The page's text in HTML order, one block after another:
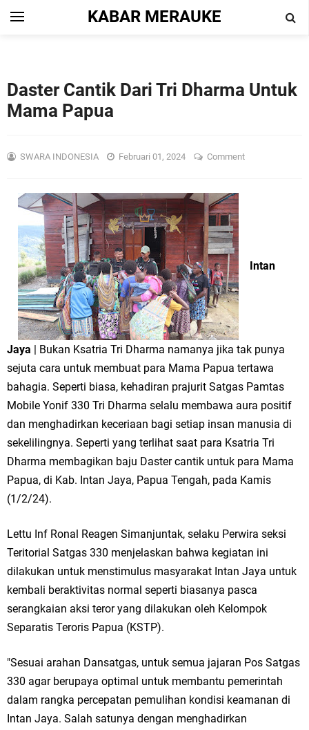
KABAR MERAUKE
Daster Cantik Dari Tri Dharma Untuk
Mama Papua
SWARA INDONESIA Februari 01, 2024 Comment
Intan
Jaya | Bukan Ksatria Tri Dharma namanya jika tak punya
sejuta cara untuk membuat para Mama Papua tertawa
bahagia. Seperti biasa, kehadiran prajurit Satgas Pamtas
Mobile Yonif 330 Tri Dharma selalu membawa aura positif
dan menghadirkan keceriaan bagi setiap insan manusia di
sekelilingnya. Seperti yang terlihat saat para Ksatria Tri
Dharma membagikan baju Daster cantik untuk para Mama
Papua, di Kab. Intan Jaya, Papua Tengah, pada Kamis
(1/2/24).
Lettu Inf Ronal Reagen Simanjuntak, selaku Perwira seksi
Teritorial Satgas 330 menjelaskan bahwa kegiatan ini
dilakukan untuk menstimulus masyarakat Intan Jaya untuk
kembali beraktivitas normal seperti biasanya pasca
serangkaian aksi teror yang dilakukan oleh Kelompok
Separatis Teroris Papua (KSTP).
"Sesuai arahan Dansatgas, untuk semua jajaran Pos Satgas
330 agar berupaya optimal untuk membantu pemerintah
dalam rangka percepatan pemulihan kondisi keamanan di
Intan Jaya. Salah satunya dengan menghadirkan